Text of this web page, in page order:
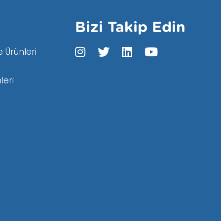
Ürünleri
Bizi Takip Edin